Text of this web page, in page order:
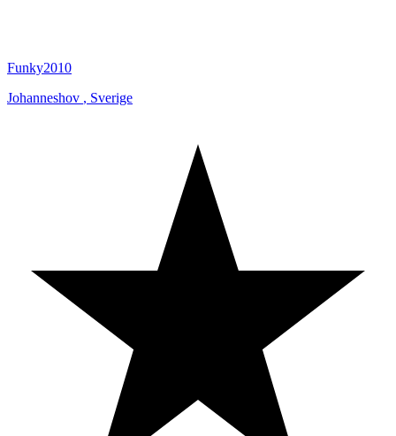
Funky2010
Johanneshov , Sverige